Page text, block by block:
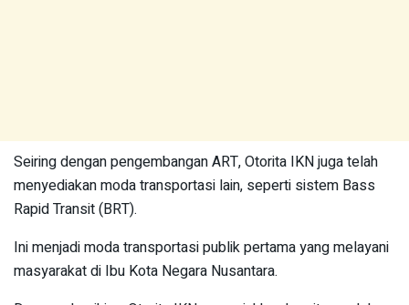
Seiring dengan pengembangan ART, Otorita IKN juga telah
menyediakan moda transportasi lain, seperti sistem Bass
Rapid Transit (BRT).
Ini menjadi moda transportasi publik pertama yang melayani
masyarakat di Ibu Kota Negara Nusantara.